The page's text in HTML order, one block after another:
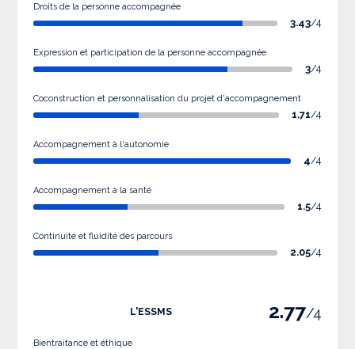
Droits de la personne accompagnée
3.43/4
Expression et participation de la personne accompagnée
3/4
Coconstruction et personnalisation du projet d'accompagnement
1.71/4
Accompagnement à l'autonomie
4/4
Accompagnement à la santé
1.5/4
Continuité et fluidité des parcours
2.05/4
L'ESSMS 2.77/4
Bientraitance et éthique